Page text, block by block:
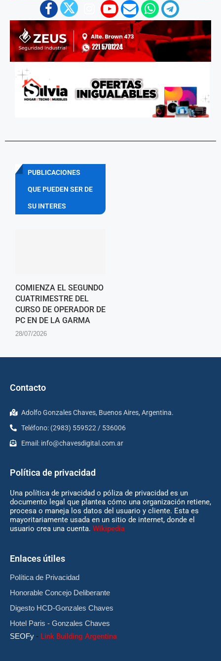
PUBLICACIONES
QUE PUEDEN SER DE
SU INTERES
COMIENZA EL SEGUNDO
CUATRIMESTRE DEL
CURSO DE OPERADOR DE
PC EN DE LA GARMA
28/07/2026
Contacto
Adolfo Gonzales Chaves, Buenos Aires, Argentina.
Teléfono: (2983) 559522 / 536006
Email: info@chavesdigital.com.ar
Política de privacidad
Una política de privacidad o póliza de privacidad es un
documento legal que plantea cómo una organización retiene,
procesa o maneja los datos del usuario y cliente. Esta es
mayoritariamente usada en un sitio de internet, donde el
usuario crea una cuenta. Wikipedia
Enlaces útiles
Política de Privacidad
Honorable Concejo Deliberante
Digesto HCD-Gonzales Chaves
Hotel Paris - Gonzales Chaves
SEOFy - Link Building Argentina